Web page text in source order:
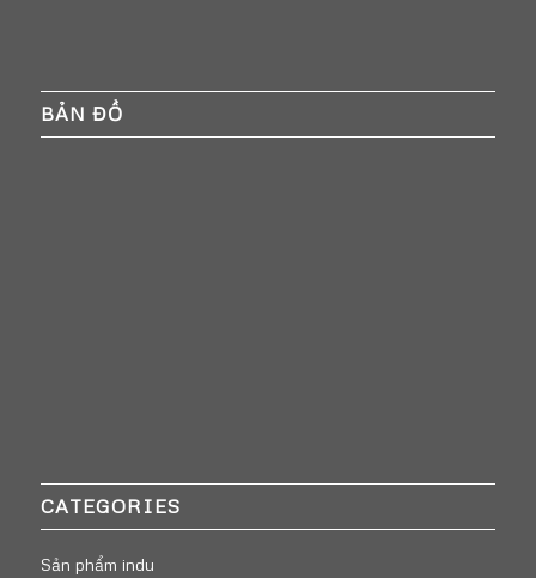
BẢN ĐỒ
CATEGORIES
Sản phẩm indu